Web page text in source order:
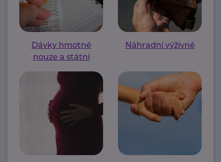
Dávky hmotné
nouze a státní
Náhradní výživné